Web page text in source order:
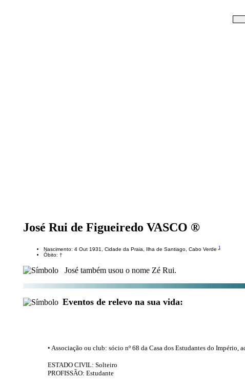
José Rui de Figueiredo VASCO ®
Nascimento: 4 Out 1931, Cidade da Praia, Ilha de Santiago, Cabo Verde1
Óbito: †
José também usou o nome Zé Rui.
Eventos de relevo na sua vida:
• Associação ou club: sócio nº 68 da Casa dos Estudantes do
ESTADO CIVIL: Solteiro
PROFISSÃO: Estudante